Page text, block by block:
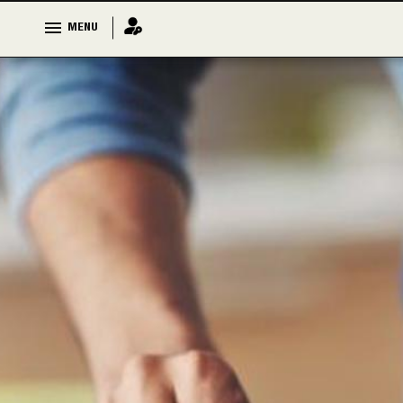
MENU
MENU